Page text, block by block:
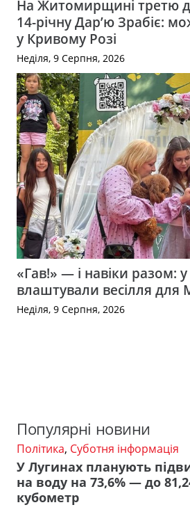
На Житомирщині третю
14-річну Дар’ю Зрабіє:
у Кривому Розі
Неділя, 9 Серпня, 2026
«Гав!» — і навіки разом:
влаштували весілля для
Неділя, 9 Серпня, 2026
Популярні новини
Політика, Суботня інформація
У Лугинах планують
на воду на 73,6% — до
кубометр